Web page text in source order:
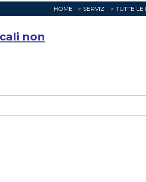
HOME SERVIZI TUTTE LE
non